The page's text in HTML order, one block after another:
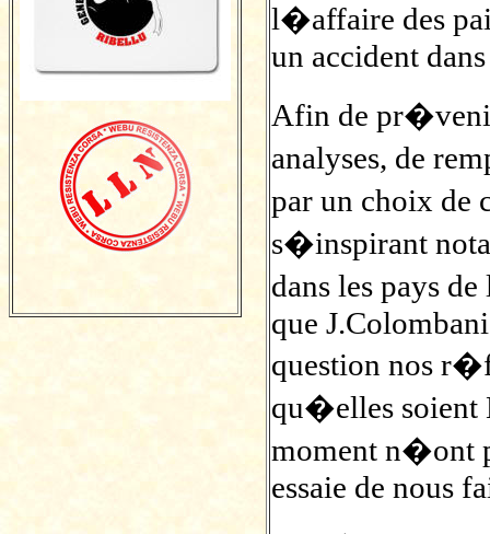
l�affaire des
un accident
Afin de
analyses, de
par un choix de
s�inspirant
dans les pays
que
question nos
qu�elles soient
moment n�ont
essaie de nous